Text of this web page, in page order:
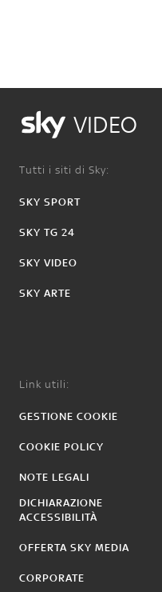
VIDEO
Tutti i siti di Sky:
SKY SPORT
SKY TG 24
SKY VIDEO
SKY ARTE
Link utili:
GESTIONE COOKIE
COOKIE POLICY
NOTE LEGALI
DICHIARAZIONE
ACCESSIBILITÀ
OFFERTA SKY MEDIA
CORPORATE